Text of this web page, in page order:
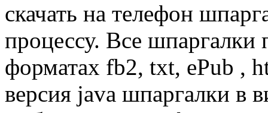
скачать на телефон
процессу. Все шпаргалки
форматах fb2, txt, ePub ,
версия java шпаргалки в